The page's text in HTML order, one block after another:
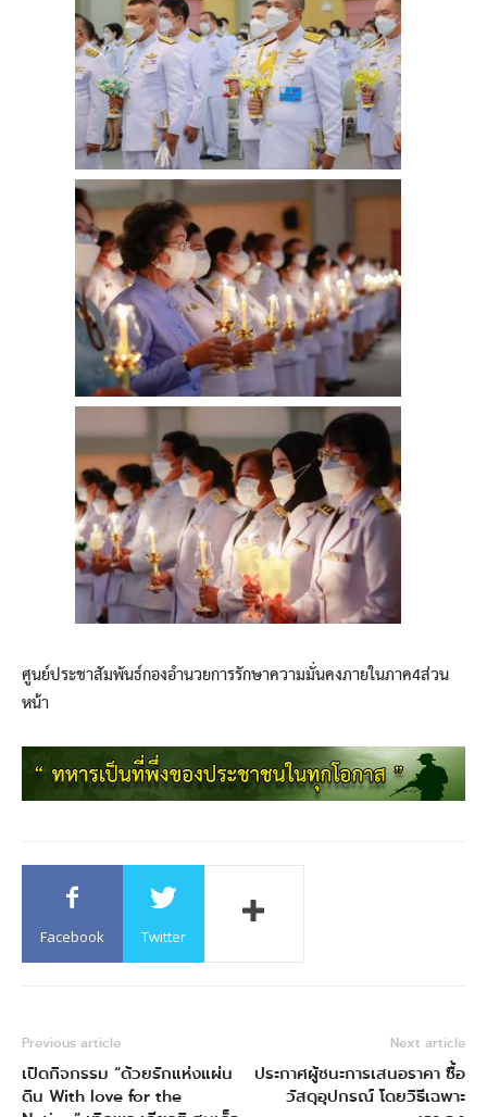
ศูนย์ประชาสัมพันธ์กองอำนวยการรักษาความมั่นคงภายในภาค4ส่วน
หน้า
Facebook Twitter
Previous article
เปิดกิจกรรม “ด้วยรักแห่งแผ่น
ดิน With love for the
Next article
ประกาศผู้ชนะการเสนอราคา ซื้อ
วัสดุอุปกรณ์ โดยวิธีเฉพาะ